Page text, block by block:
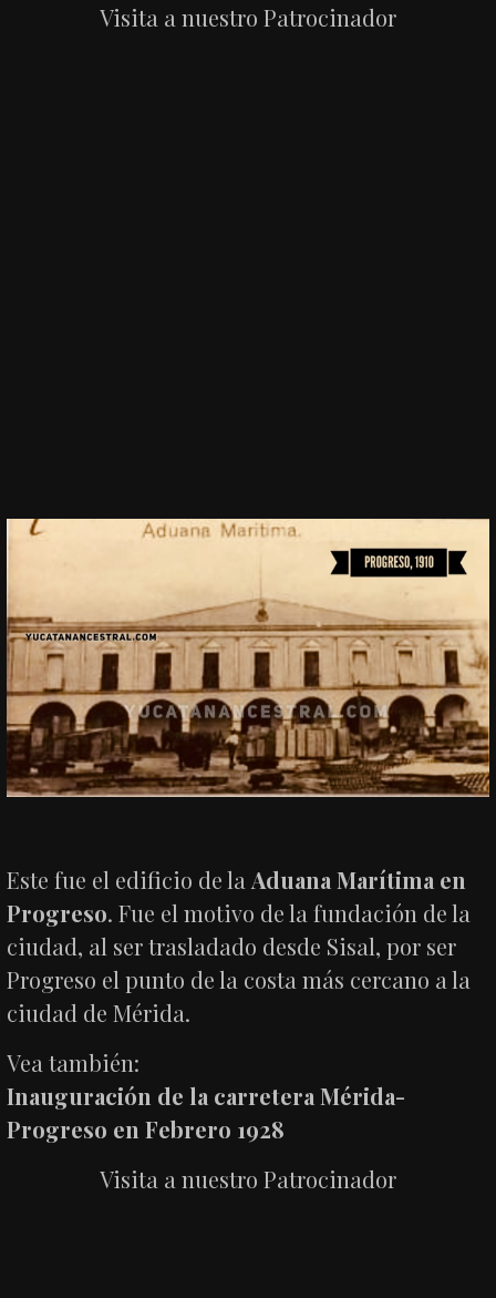
Visita a nuestro Patrocinador
Este fue el edificio de la Aduana Marítima en
Progreso. Fue el motivo de la fundación de la
ciudad, al ser trasladado desde Sisal, por ser
Progreso el punto de la costa más cercano a la
ciudad de Mérida.
Vea también:
Inauguración de la carretera Mérida-
Progreso en Febrero 1928
Visita a nuestro Patrocinador